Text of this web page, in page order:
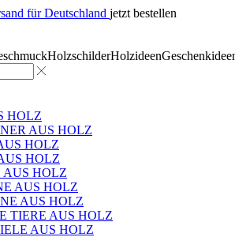
für Deutschland jetzt bestellen
HolzschilderHolzideen
HOLZ
AUS HOLZ
HOLZ
HOLZ
AUS HOLZ
AUS HOLZ
AUS HOLZ
TIERE AUS HOLZ
AUS HOLZ